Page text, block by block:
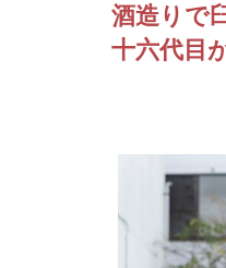
酒造りで
十六代目